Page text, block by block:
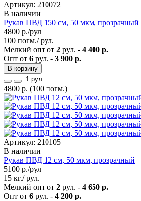
Артикул: 210072
В наличии
Рукав ПВД 150 см, 50 мкм, прозрачный
4800 р./рул
100 погм./ рул.
Мелкий опт от 2 рул. - 4 400 р.
Опт от 6 рул. - 3 900 р.
В корзину
4800 р. (100 погм.)
Артикул: 210105
В наличии
Рукав ПВД 12 см, 50 мкм, прозрачный
5100 р./рул
15 кг./ рул.
Мелкий опт от 2 рул. - 4 650 р.
Опт от 6 рул. - 4 200 р.